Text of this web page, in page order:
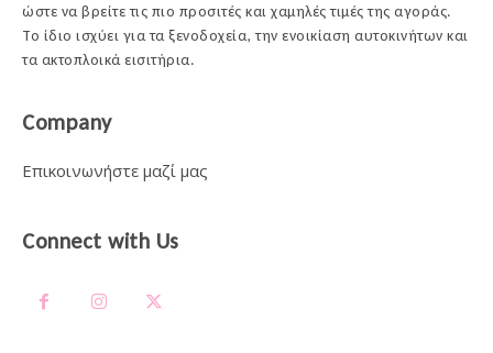
ώστε να βρείτε τις πιο προσιτές και χαμηλές τιμές της αγοράς.
Το ίδιο ισχύει για τα ξενοδοχεία, την ενοικίαση αυτοκινήτων και
τα ακτοπλοικά εισιτήρια.
Company
Επικοινωνήστε μαζί μας
Connect with Us